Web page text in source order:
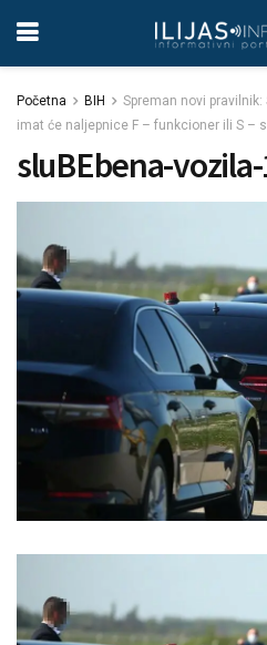
Početna BIH
Spreman novi
imat će naljepnice F – funkcioner ili S –
sluBEbena-